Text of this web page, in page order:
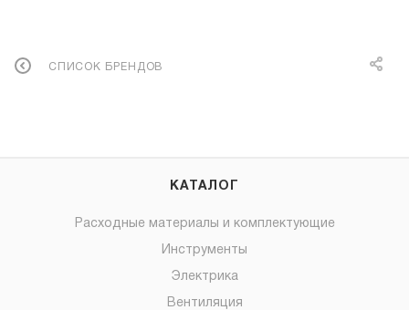
СПИСОК БРЕНДОВ
КАТАЛОГ
Расходные материалы и комплектующие
Инструменты
Электрика
Вентиляция